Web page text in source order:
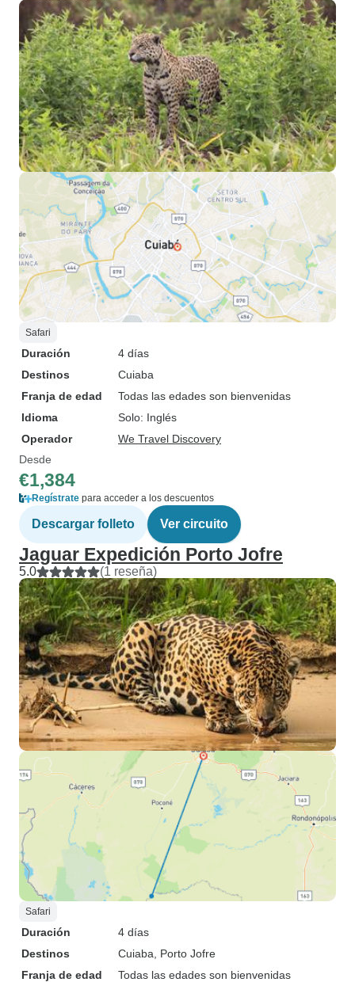
Safari
Duración
4 días
Destinos
Cuiaba
Franja de edad
Todas las edades son bienvenidas
Idioma
Solo: Inglés
Operador
We Travel Discovery
Desde
€1,384
Regístrate para acceder a los descuentos
Descargar folleto Ver circuito
Jaguar Expedición Porto Jofre
5.0 (1 reseña)
Safari
Duración
4 días
Destinos
Cuiaba , Porto Jofre
Franja de edad
Todas las edades son bienvenidas